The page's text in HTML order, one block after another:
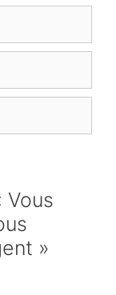
Vous
»